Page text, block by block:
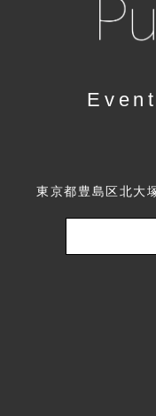
東京都豊島区北大